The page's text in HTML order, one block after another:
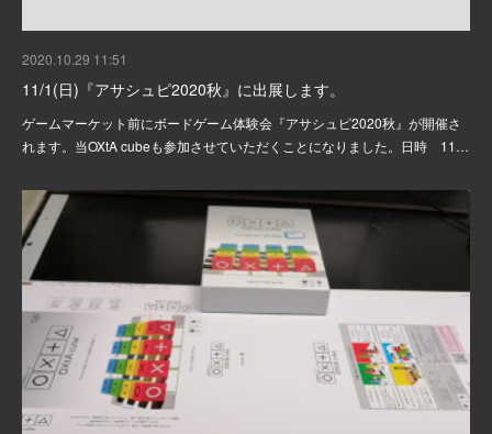
2020.10.29 11:51
11/1(日)『アサシュピ2020秋』に出展します。
ゲームマーケット前にボードゲーム体験会『アサシュピ2020秋』が開催さ
れます。当OXtA cubeも参加させていただくことになりました。日時 11…